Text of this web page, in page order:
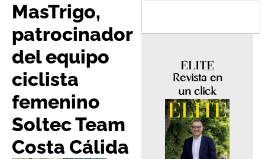
MasTrigo,
patrocinador
del equipo
ciclista
femenino
Soltec Team
Costa Cálida
Revista en
un click